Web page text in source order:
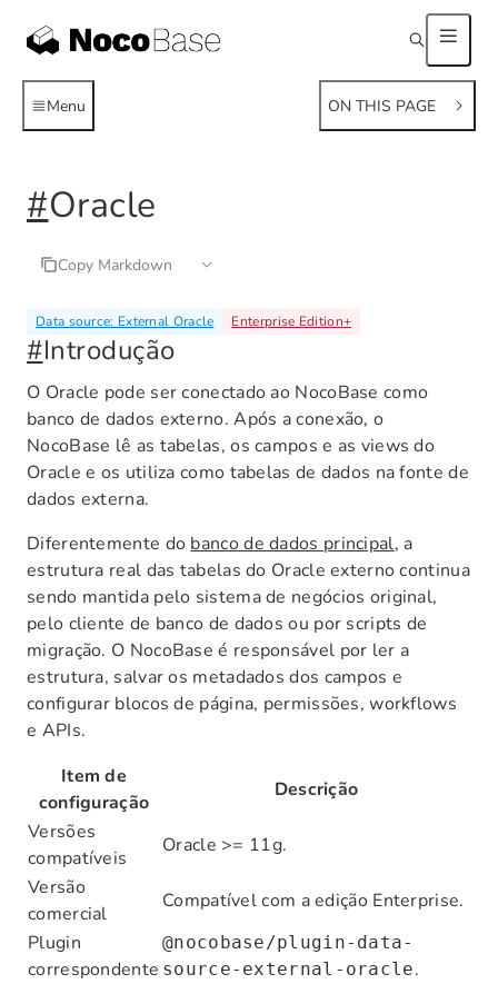
Menu ON THIS PAGE
#Oracle
Copy Markdown
Data source: External Oracle Enterprise Edition+
#Introdução
O Oracle pode ser conectado ao NocoBase como
banco de dados externo. Após a conexão, o
NocoBase lê as tabelas, os campos e as views do
Oracle e os utiliza como tabelas de dados na fonte de
dados externa.
Diferentemente do banco de dados principal, a
estrutura real das tabelas do Oracle externo continua
sendo mantida pelo sistema de negócios original,
pelo cliente de banco de dados ou por scripts de
migração. O NocoBase é responsável por ler a
estrutura, salvar os metadados dos campos e
configurar blocos de página, permissões, workflows
e APIs.
Item de
configuração
Descrição
Versões
compatíveis
Oracle >= 11g.
Versão
comercial
Compatível com a edição Enterprise.
Plugin
correspondente
@nocobase/plugin-data-
source-external-oracle.